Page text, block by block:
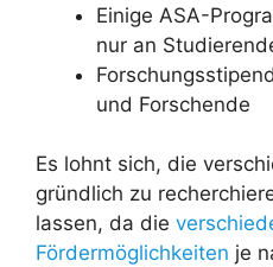
Einige ASA-
nur an
und Forschende
Es lohnt sich, die
gründlich zu
lassen, da die
Fördermöglichkeiten je